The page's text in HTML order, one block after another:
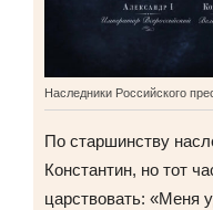
Наследники Российского
По старшинству
Константин, но тот
царствовать: «Меня